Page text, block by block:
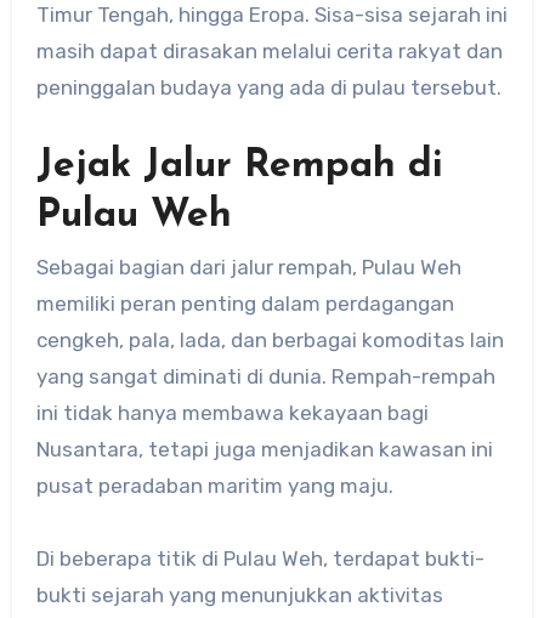
Timur Tengah, hingga Eropa. Sisa-sisa sejarah ini
masih dapat dirasakan melalui cerita rakyat dan
peninggalan budaya yang ada di pulau tersebut.
Jejak Jalur Rempah di
Pulau Weh
Sebagai bagian dari jalur rempah, Pulau Weh
memiliki peran penting dalam perdagangan
cengkeh, pala, lada, dan berbagai komoditas lain
yang sangat diminati di dunia. Rempah-rempah
ini tidak hanya membawa kekayaan bagi
Nusantara, tetapi juga menjadikan kawasan ini
pusat peradaban maritim yang maju.
Di beberapa titik di Pulau Weh, terdapat bukti-
bukti sejarah yang menunjukkan aktivitas